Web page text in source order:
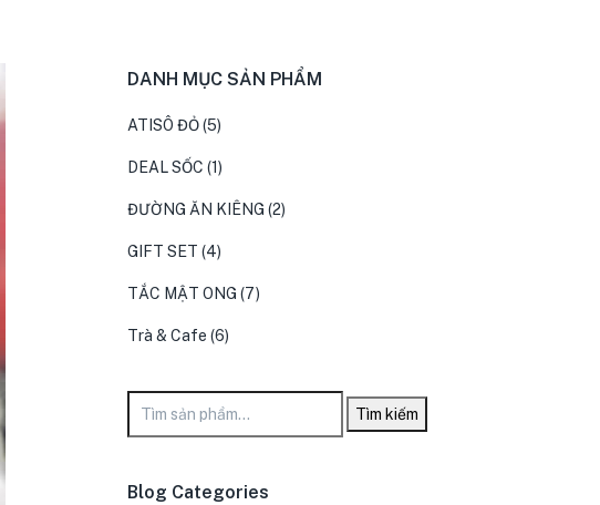
DANH MỤC SẢN PHẨM
ATISÔ ĐỎ(5)
DEAL SỐC (1)
ĐƯỜNG ĂN KIÊNG (2)
GIFT SET (4)
TẮC MẬT ONG (7)
Trà & Cafe (6)
Tìm kiếm
Blog Categories